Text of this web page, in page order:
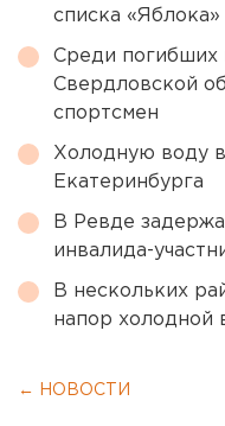
списка
Среди
Свердловской
спортсмен
Холодную воду
Екатеринбурга
В Ревде
инвалида-
В нескольких
напор холодной
← НОВОСТИ